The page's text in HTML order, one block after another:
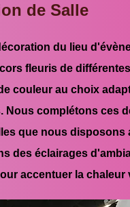
de Salle
du lieu
fleuris de
couleur au choix
Nous complétons ces
que nous
des éclairages
accentuer la chaleur